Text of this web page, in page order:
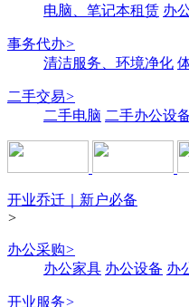
电脑、笔记本租赁 办
事务代办>
清洁服务、环境净化
二手交易>
二手电脑 二手办公设
开业乔迁｜新户必备
>
办公采购>
办公家具 办公设备 办
开业服务>